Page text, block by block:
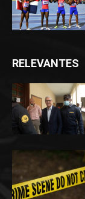
RELEVANTES